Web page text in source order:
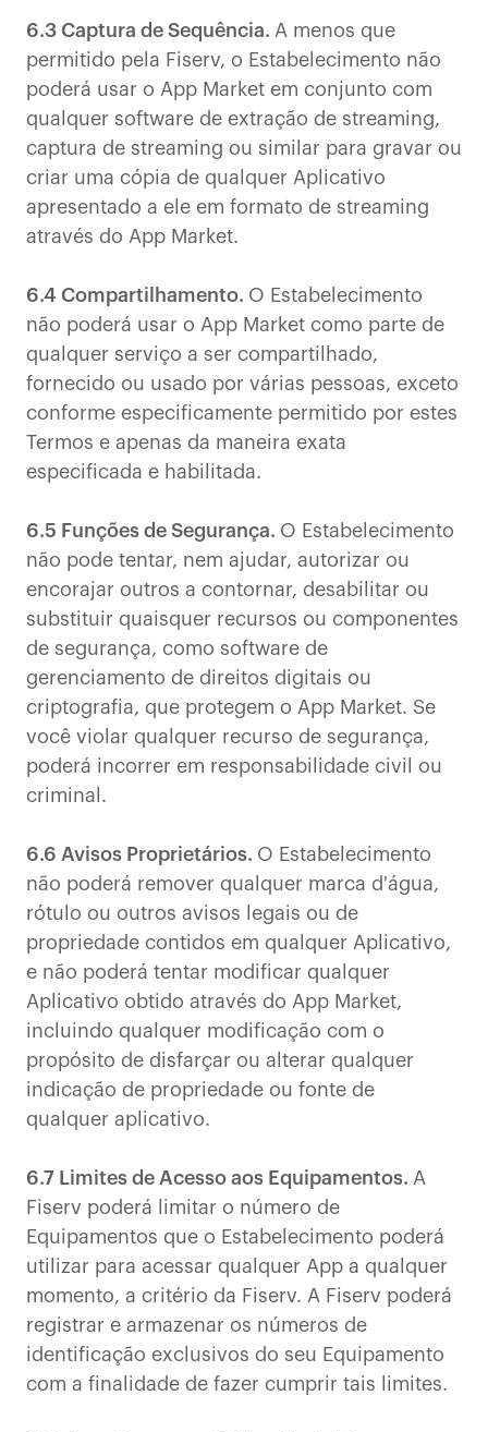
6.3 Captura de Sequência. A menos que
permitido pela Fiserv, o Estabelecimento não
poderá usar o App Market em conjunto com
qualquer software de extração de streaming,
captura de streaming ou similar para gravar ou
criar uma cópia de qualquer Aplicativo
apresentado a ele em formato de streaming
através do App Market.
6.4 Compartilhamento. O Estabelecimento
não poderá usar o App Market como parte de
qualquer serviço a ser compartilhado,
fornecido ou usado por várias pessoas, exceto
conforme especificamente permitido por estes
Termos e apenas da maneira exata
especificada e habilitada.
6.5 Funções de Segurança. O Estabelecimento
não pode tentar, nem ajudar, autorizar ou
encorajar outros a contornar, desabilitar ou
substituir quaisquer recursos ou componentes
de segurança, como software de
gerenciamento de direitos digitais ou
criptografia, que protegem o App Market. Se
você violar qualquer recurso de segurança,
poderá incorrer em responsabilidade civil ou
criminal.
6.6 Avisos Proprietários. O Estabelecimento
não poderá remover qualquer marca d'água,
rótulo ou outros avisos legais ou de
propriedade contidos em qualquer Aplicativo,
e não poderá tentar modificar qualquer
Aplicativo obtido através do App Market,
incluindo qualquer modificação com o
propósito de disfarçar ou alterar qualquer
indicação de propriedade ou fonte de
qualquer aplicativo.
6.7 Limites de Acesso aos Equipamentos. A
Fiserv poderá limitar o número de
Equipamentos que o Estabelecimento poderá
utilizar para acessar qualquer App a qualquer
momento, a critério da Fiserv. A Fiserv poderá
registrar e armazenar os números de
identificação exclusivos do seu Equipamento
com a finalidade de fazer cumprir tais limites.